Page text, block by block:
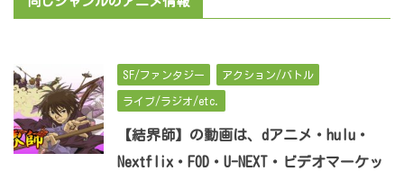
SF/ファンタジー アクション/バトル
ライブ/ラジオ/etc.
【結界師】の動画は、dアニメ・hulu・
Nextflix・FOD・U-NEXT・ビデオマーケッ